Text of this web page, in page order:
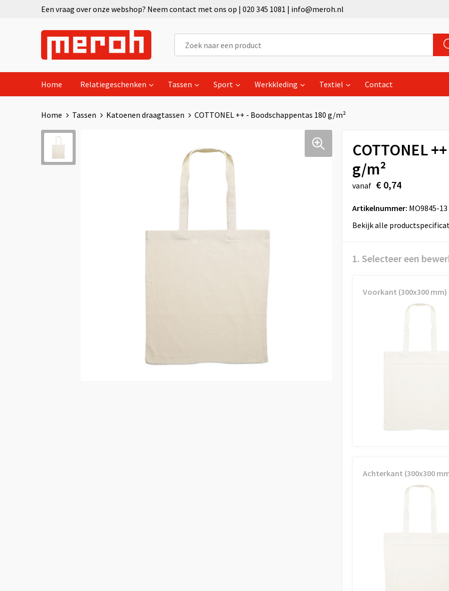
Een vraag over onze webshop? Neem contact met ons op | 020 345 1081 | info@meroh.nl
Home Relatiegeschenken Tassen Sport Werkkleding Textiel Contact
Home Tassen Katoenen draagtassen COTTONEL ++ - Boodschappentas 180 g/m²
COTTONEL
g/m²
vanaf € 0,74
Artikelnummer: MO9845-13
Bekijk alle
1. Selecteer een
Voorkant (300x300 mm)
Achterkant (300x300